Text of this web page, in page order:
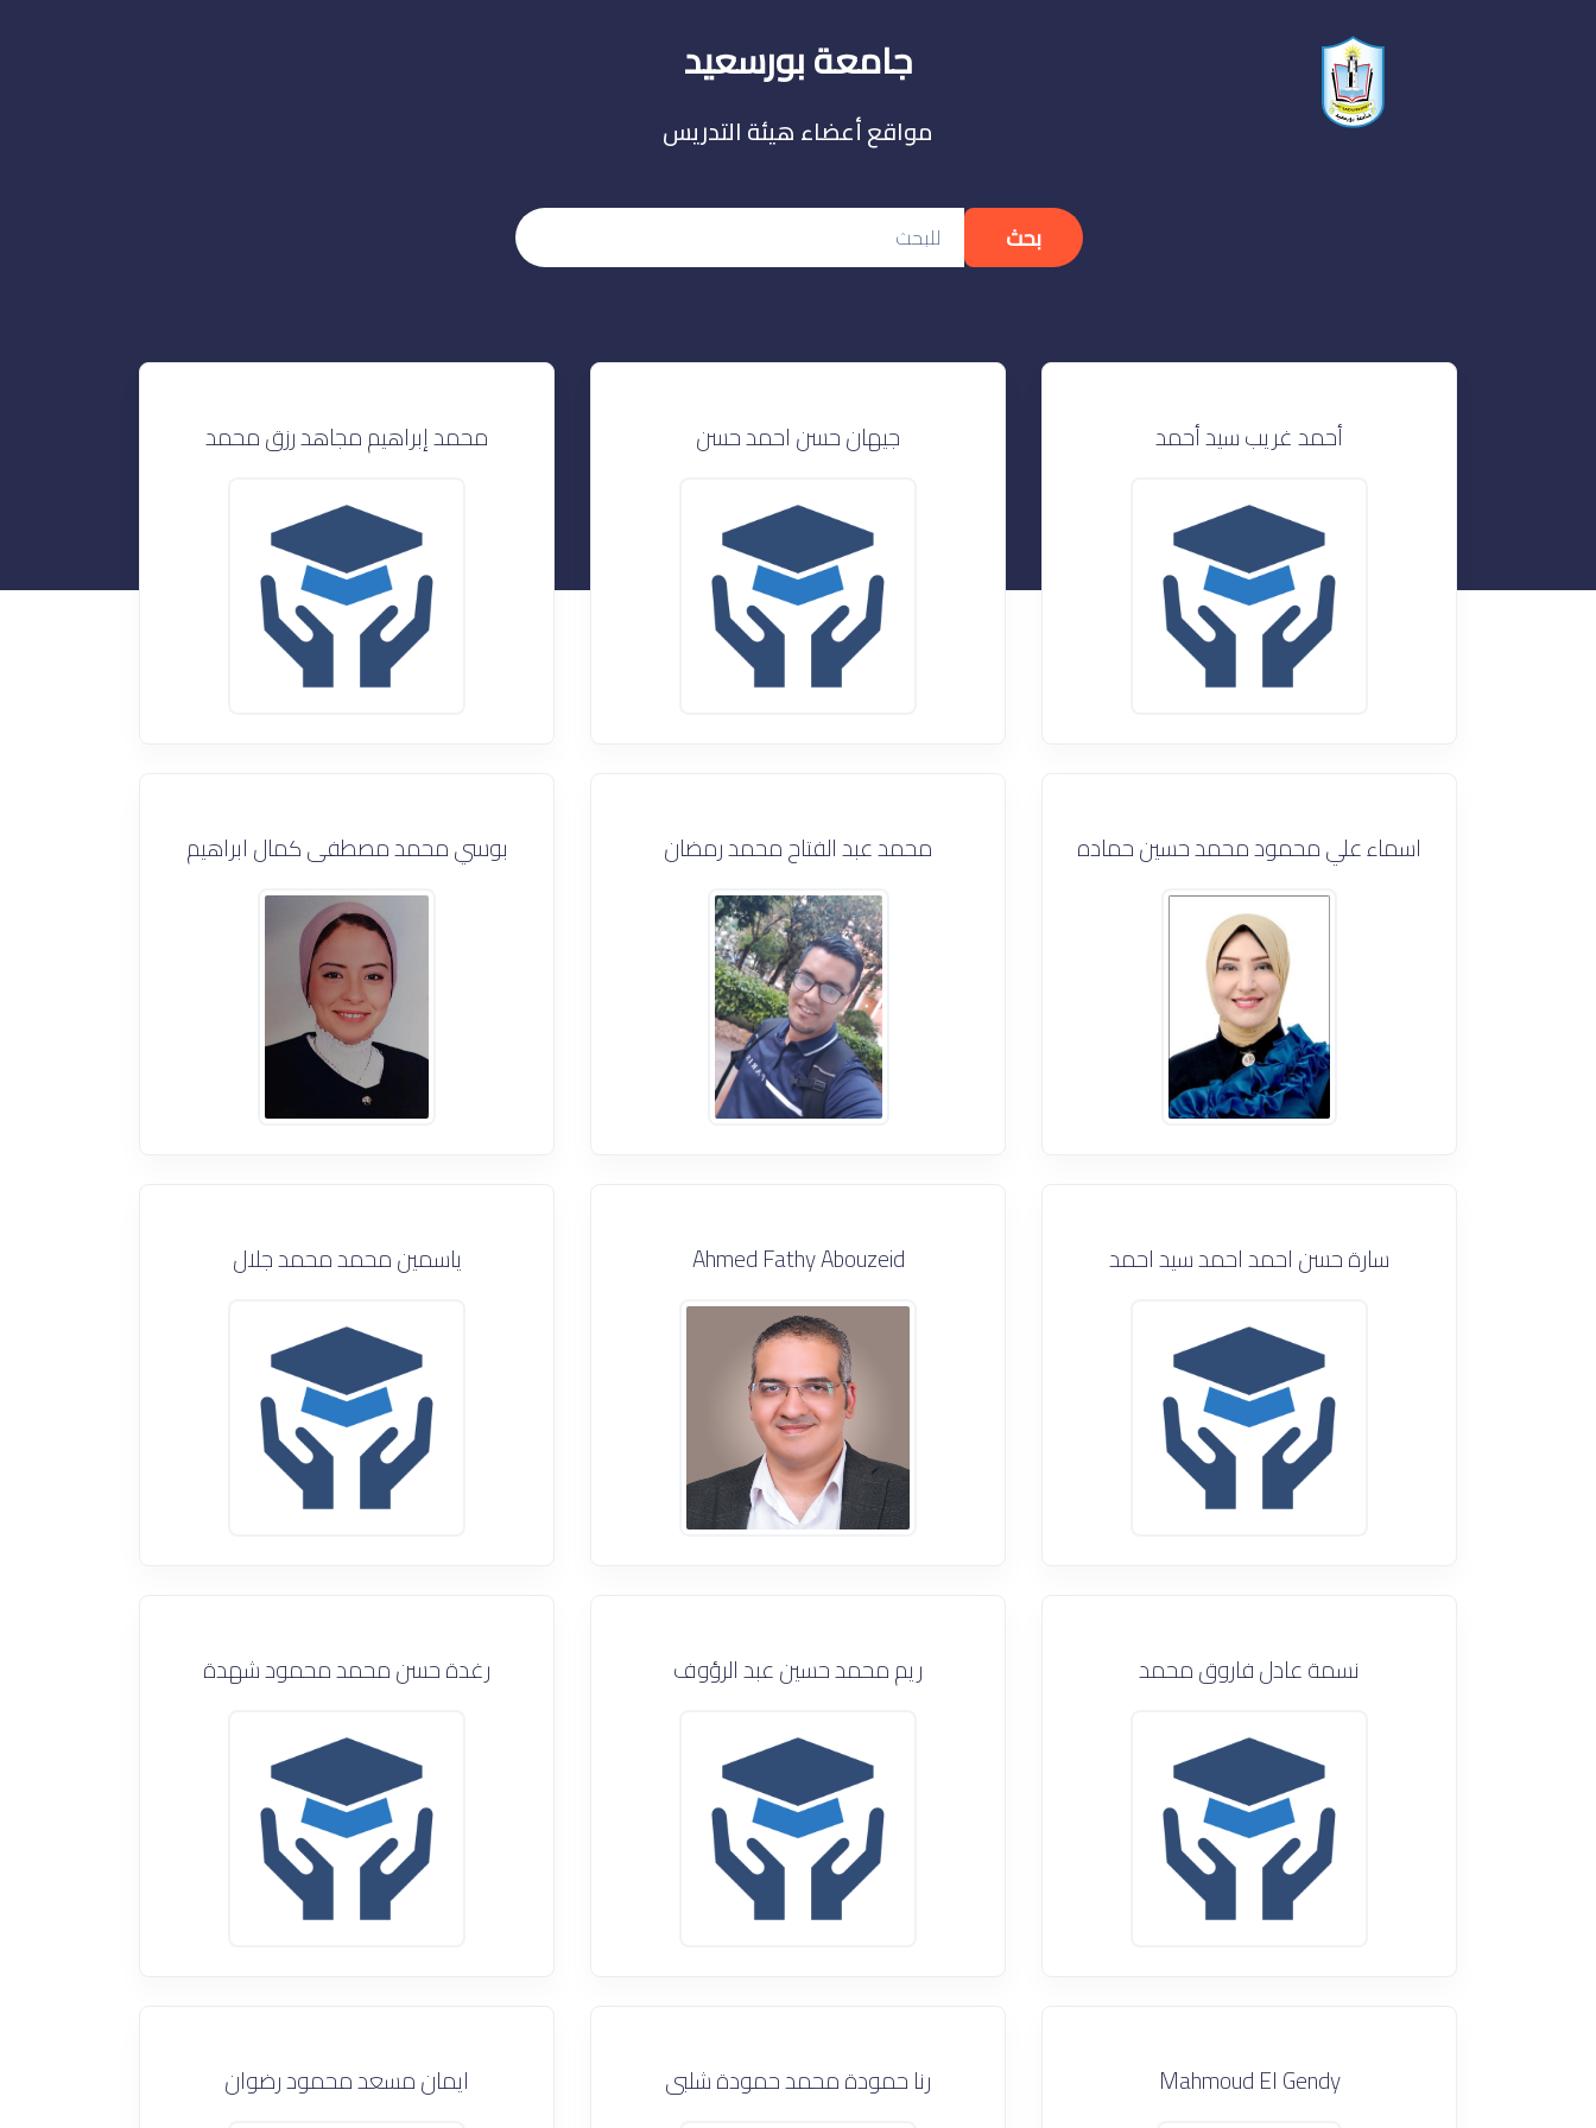
جامعة بورسعيد
مواقع أعضاء هيئة التدريس
بحث
أحمد غريب سيد أحمد جيهان حسن احمد حسن محمد إبراهيم مجاهد رزق محمد
اسماء علي محمود محمد حسين حماده محمد عبد الفتاح محمد رمضان بوسي محمد مصطفى كمال ابراهيم
سارة حسن احمد احمد سيد احمد Ahmed Fathy Abouzeid ياسمين محمد محمد جلال
نسمة عادل فاروق محمد ريم محمد حسين عبد الرؤوف رغدة حسن محمد محمود شهدة
Mahmoud El Gendy رنا حمودة محمد حمودة شلبى ايمان مسعد محمود رضوان